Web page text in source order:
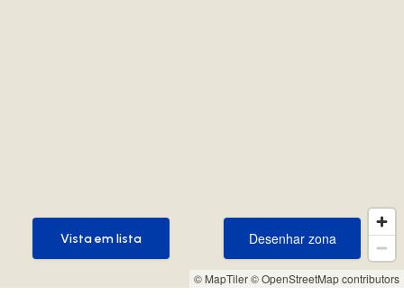
© MapTiler© OpenStreetMap contributors
Desenhar zona
Desenhar zona
Vista em lista
Vista em lista